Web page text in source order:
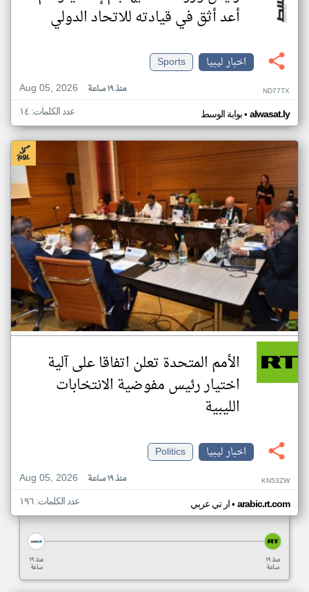
أعد أثق في قيادته للاتحاد الدولي
اخبار ليبيا
Sports
Aug 05, 2026
منذ ١٩ ساعة ND77TX
بوابة الوسط• alwasat.ly عدد الكلمات: ١٤
الأمم المتحدة تعلن اتفاقا على آلية
اختيار رئيس مفوضية الانتخابات
الليبية
اخبار ليبيا
Politics
Aug 05, 2026
منذ ١٩ ساعة KN53ZW
ار تي عربي• arabic.rt.com عدد الكلمات: ١٩٦
منذ ١٩
ساعة
منذ ١٩
ساعة